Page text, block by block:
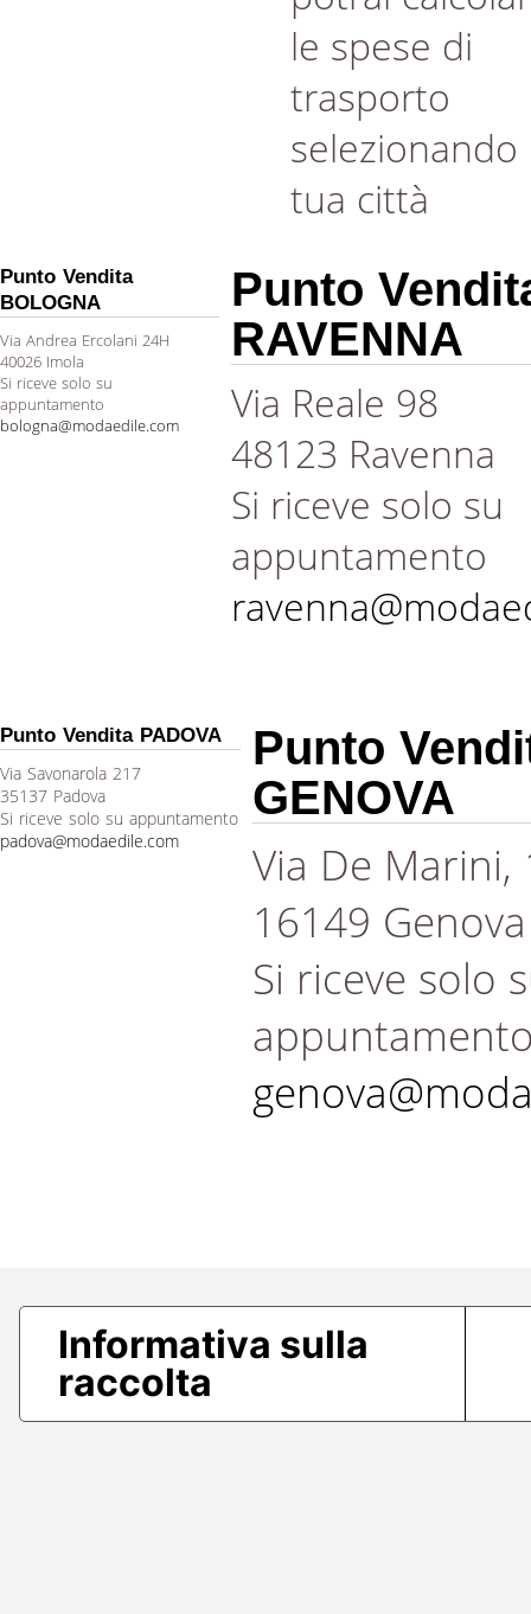
le spese di
trasporto
selezionando
tua città
Punto Vendita
BOLOGNA
Via Andrea Ercolani 24H
40026 Imola
Si riceve solo su
appuntamento
bologna@modaedile.com
Punto
RAVENNA
Via Reale 98
48123 Ravenna
Si riceve solo su
appuntamento
Punto Vendita PADOVA
Via Savonarola 217
35137 Padova
Si riceve solo su appuntamento
padova@modaedile.com
Punto
GENOVA
Via De Marini,
16149 Genova
Si riceve solo
Informativa sulla
raccolta